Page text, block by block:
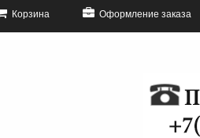
Корзина Оформление заказа